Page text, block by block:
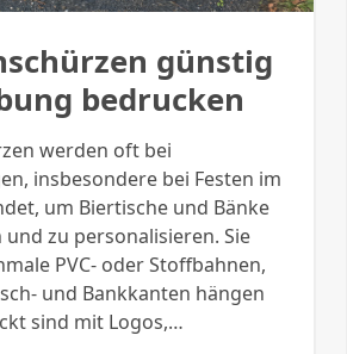
günstig
bedrucken
werden oft bei
insbesondere bei Festen im
um Biertische und Bänke
zu personalisieren. Sie
PVC- oder Stoffbahnen,
und Bankkanten hängen
sind mit Logos,…